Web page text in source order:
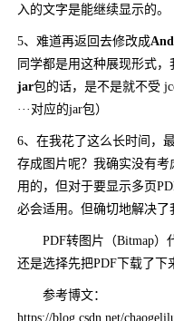
入的文字是能继续显示的。
5、难道再返回去修改成
同学都是用这种展现形式，
jar包的话，是不是就不受
···对应的jar包）
6、在我花了这么长时间，
存成图片呢？我确实没有
用的，但对于要显示多页
必会适用。但确切地解决了
PDF转图片（Bitmap）代
还是选择先把PDF下载了下
参考博文：
https://blog.csdn.net/